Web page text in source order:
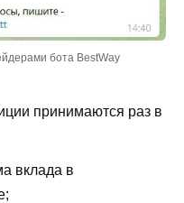
бота BestWay
принимаются раз в
вклада в